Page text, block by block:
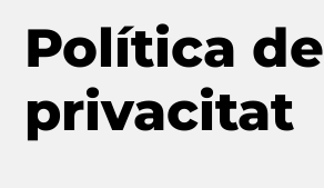
Política de
privacitat